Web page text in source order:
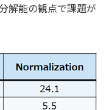
解能の観点で課題が